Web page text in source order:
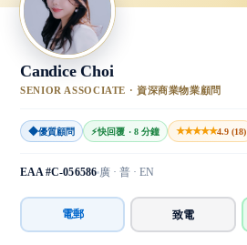
Candice Choi
SENIOR ASSOCIATE · 資深商業物業顧問
◆優質顧問 ⚡快回覆 · 8 分鐘 ★★★★★4.9 (18)
EAA #C-056586 廣 · 普 · EN
電郵 致電